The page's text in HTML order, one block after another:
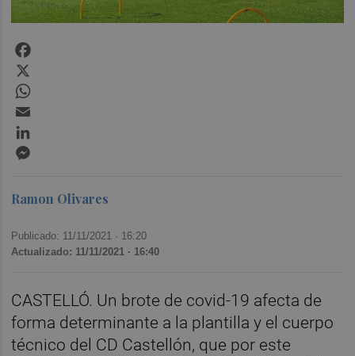
Ramon Olivares
Publicado: 11/11/2021 · 16:20
Actualizado: 11/11/2021 · 16:40
CASTELLÓ. Un brote de covid-19 afecta de
forma determinante a la plantilla y el cuerpo
técnico del CD Castellón, que por este